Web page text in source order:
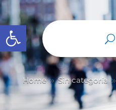
Abrir barra de herramientas
Home 9 Sin categoría 9